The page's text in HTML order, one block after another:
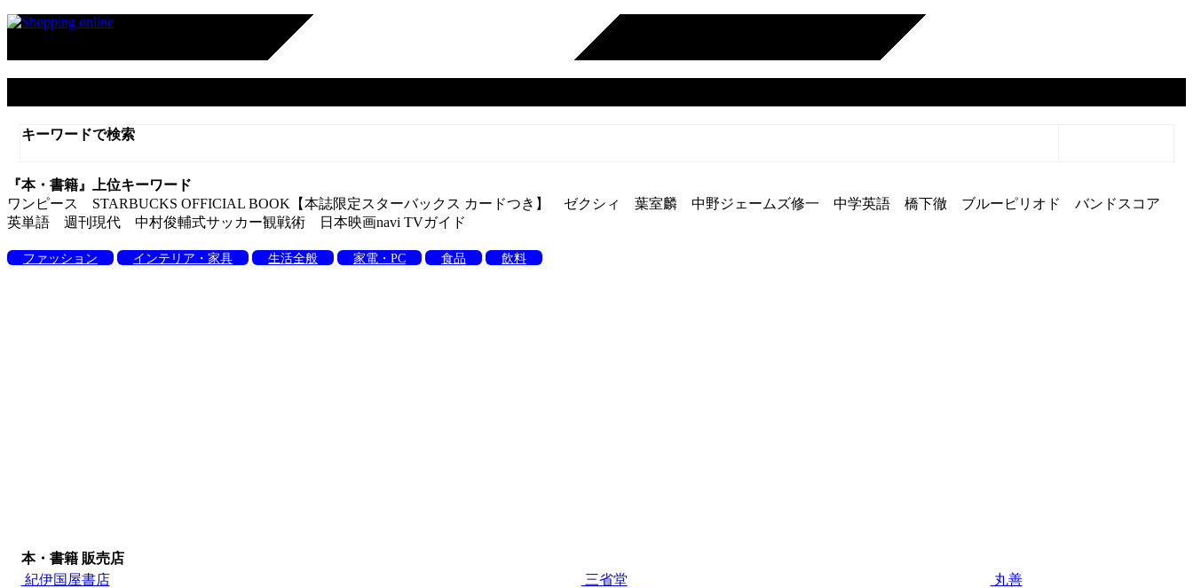
キーワードで検索
『本・書籍』上位キーワード
ワンピース STARBUCKS OFFICIAL BOOK【本誌限定スターバックス カードつき】 ゼクシィ 葉室麟 中野ジェームズ修一 中学英語 橋下徹 ブルーピリオド バンドスコア
英単語 週刊現代 中村俊輔式サッカー観戦術 日本映画navi TVガイド
ファッション インテリア・家具 生活全般 家電・PC 食品 飲料
本・書籍 販売店
紀伊国屋書店
三省堂
丸善